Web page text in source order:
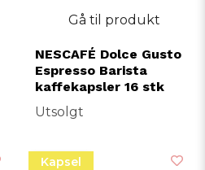
Gå til produkt
NESCAFÉ Dolce Gusto
Espresso Barista
kaffekapsler 16 stk
Utsolgt
Kapsel